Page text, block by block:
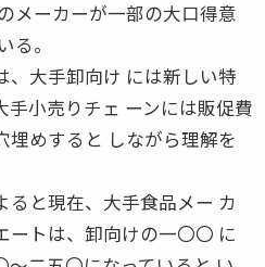
メーカーが一部の大口得意
る。
、大手卸向け には新しい特
小売りチェ ーンには販促費
埋めすると しながら理解を
と現在、大手食品メー カ
ートは、卸向けの一〇〇 に